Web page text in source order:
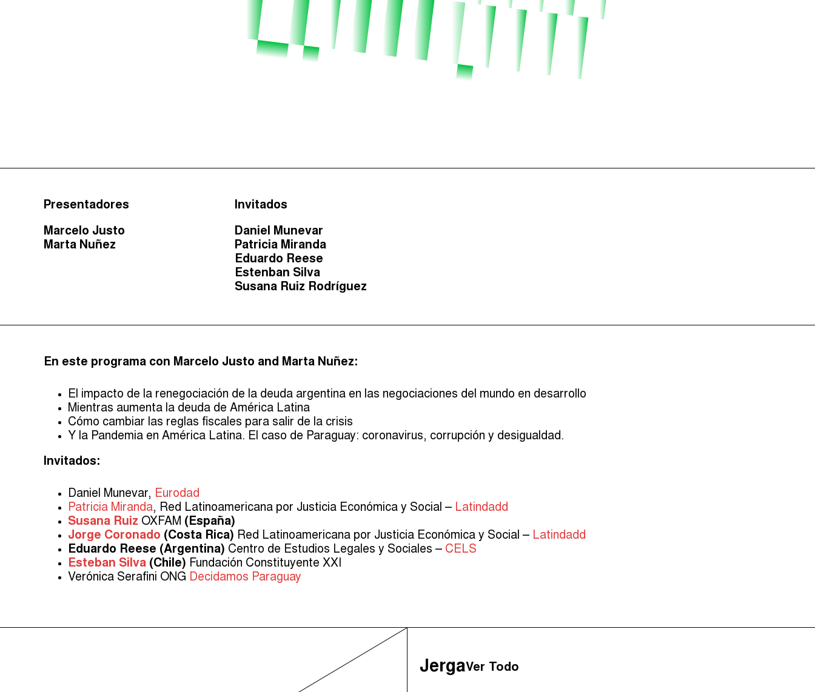
Presentadores
Marcelo Justo
Marta Nuñez
Invitados
Daniel Munevar
Patricia Miranda
Eduardo Reese
Estenban Silva
Susana Ruiz Rodríguez
En este programa con Marcelo Justo and Marta Nuñez:
El impacto de la renegociación de la deuda argentina en las negociaciones del mundo en desarrollo
Mientras aumenta la deuda de América Latina
Cómo cambiar las reglas fiscales para salir de la crisis
Y la Pandemia en América Latina. El caso de Paraguay: coronavirus, corrupción y desigualdad.
Invitados:
Daniel Munevar, Eurodad
Patricia Miranda, Red Latinoamericana por Justicia Económica y Social – Latindadd
Susana Ruiz OXFAM (España)
Jorge Coronado (Costa Rica) Red Latinoamericana por Justicia Económica y Social – Latindadd
Eduardo Reese (Argentina) Centro de Estudios Legales y Sociales – CELS
Esteban Silva (Chile) Fundación Constituyente XXI
Verónica Serafini ONG Decidamos Paraguay
JergaVer Todo